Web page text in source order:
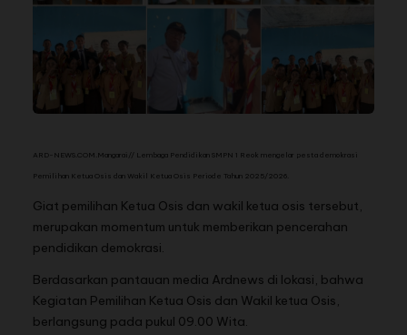
ARD-NEWS.COM.Mangarai// Lembaga Pendidikan SMPN 1 Reok mengelar pesta demokrasi
Pemilihan Ketua Osis dan Wakil Ketua Osis Periode Tahun 2025/2026.
Giat pemilihan Ketua Osis dan wakil ketua osis tersebut,
merupakan momentum untuk memberikan pencerahan
pendidikan demokrasi.
Berdasarkan pantauan media Ardnews di lokasi, bahwa
Kegiatan Pemilihan Ketua Osis dan Wakil ketua Osis,
berlangsung pada pukul 09.00 Wita.